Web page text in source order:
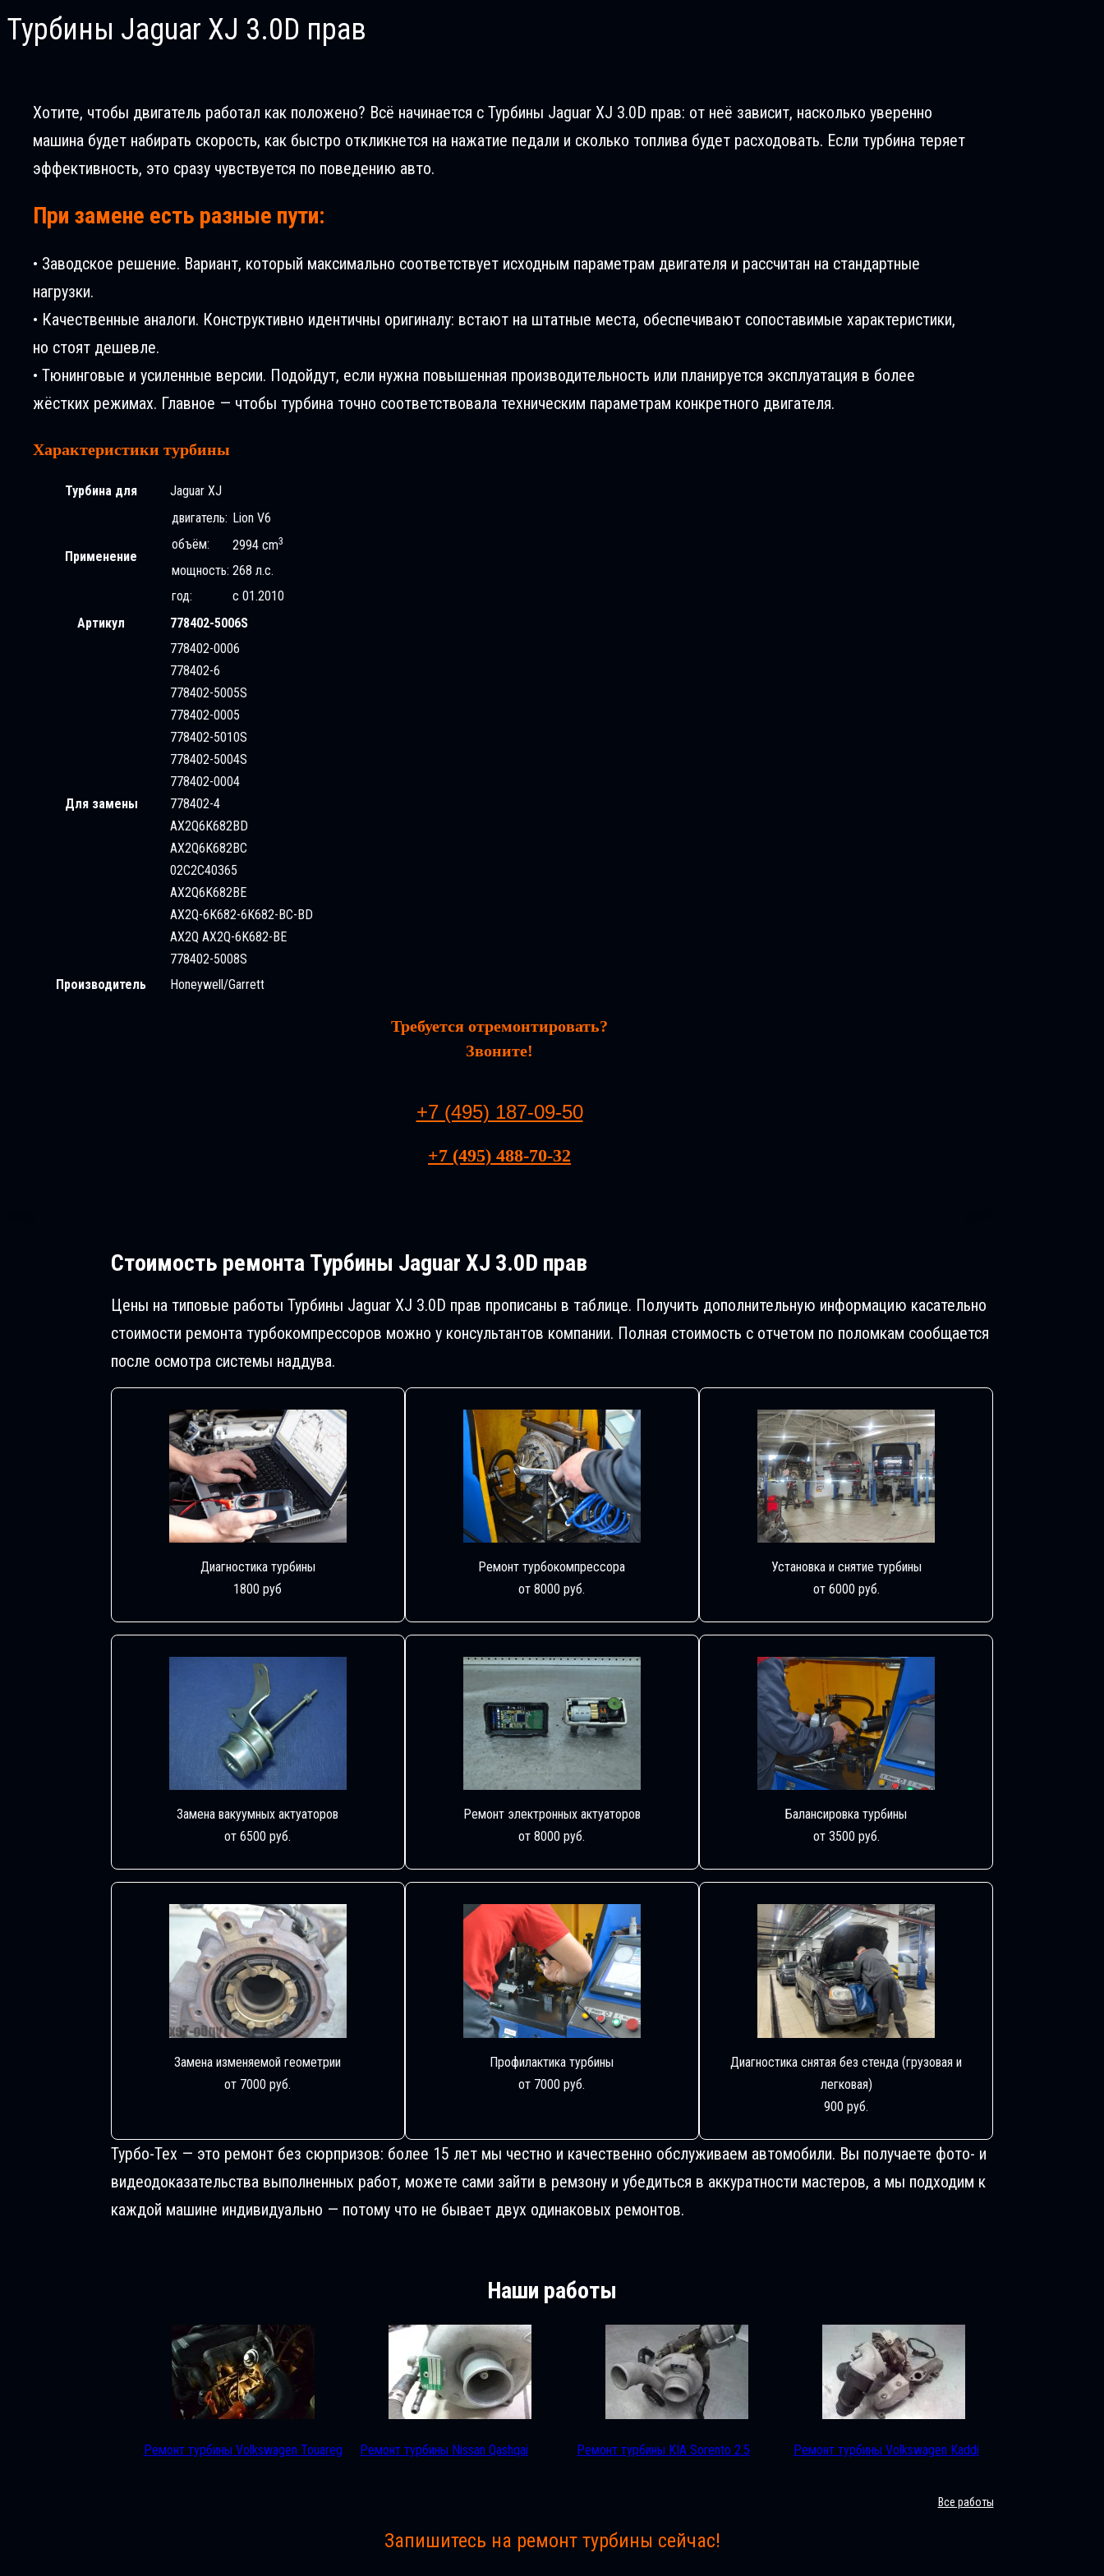
Турбины Jaguar XJ 3.0D прав
Хотите, чтобы двигатель работал как положено? Всё начинается с Турбины Jaguar XJ 3.0D прав: от неё зависит, насколько уверенно
машина будет набирать скорость, как быстро откликнется на нажатие педали и сколько топлива будет расходовать. Если турбина теряет
эффективность, это сразу чувствуется по поведению авто.
При замене есть разные пути:
• Заводское решение. Вариант, который максимально соответствует исходным параметрам двигателя и рассчитан на стандартные
нагрузки.
• Качественные аналоги. Конструктивно идентичны оригиналу: встают на штатные места, обеспечивают сопоставимые характеристики,
но стоят дешевле.
• Тюнинговые и усиленные версии. Подойдут, если нужна повышенная производительность или планируется эксплуатация в более
жёстких режимах. Главное — чтобы турбина точно соответствовала техническим параметрам конкретного двигателя.
Характеристики турбины
Турбина для Jaguar XJ
Применение
двигатель: Lion V6
объём:
2994 cm3
мощность: 268 л.с.
год:
с 01.2010
Артикул
778402-5006S
Для замены
778402-0006
778402-6
778402-5005S
778402-0005
778402-5010S
778402-5004S
778402-0004
778402-4
AX2Q6K682BD
AX2Q6K682BC
02C2C40365
AX2Q6K682BE
AX2Q-6K682-6K682-BC-BD
AX2Q AX2Q-6K682-BE
778402-5008S
Производитель
Honeywell/Garrett
Требуется отремонтировать?
Звоните!
+7 (495) 187-09-50
+7 (495) 488-70-32
Стоимость ремонтаТурбины Jaguar XJ 3.0D прав
Цены на типовые работы Турбины Jaguar XJ 3.0D прав прописаны в таблице. Получить дополнительную информацию касательно
стоимости ремонта турбокомпрессоров можно у консультантов компании. Полная стоимость с отчетом по поломкам сообщается
после осмотра системы наддува.
Диагностика турбины
1800 руб
Ремонт турбокомпрессора
от 8000 руб.
Установка и снятие турбины
от 6000 руб.
Замена вакуумных актуаторов
от 6500 руб.
Ремонт электронных актуаторов
от 8000 руб.
Балансировка турбины
от 3500 руб.
Замена изменяемой геометрии
от 7000 руб.
Профилактика турбины
от 7000 руб.
Диагностика снятая без стенда (грузовая и
легковая)
900 руб.
Турбо-Тех — это ремонт без сюрпризов: более 15 лет мы честно и качественно обслуживаем автомобили. Вы получаете фото- и
видеодоказательства выполненных работ, можете сами зайти в ремзону и убедиться в аккуратности мастеров, а мы подходим к
каждой машине индивидуально — потому что не бывает двух одинаковых ремонтов.
Наши работы
Ремонт турбины Volkswagen Touareg Ремонт турбины Nissan Qashqai Ремонт турбины KIA Sorento 2.5 Ремонт турбины Volkswagen Kaddi
Все работы
Запишитесь на ремонт турбины сейчас!